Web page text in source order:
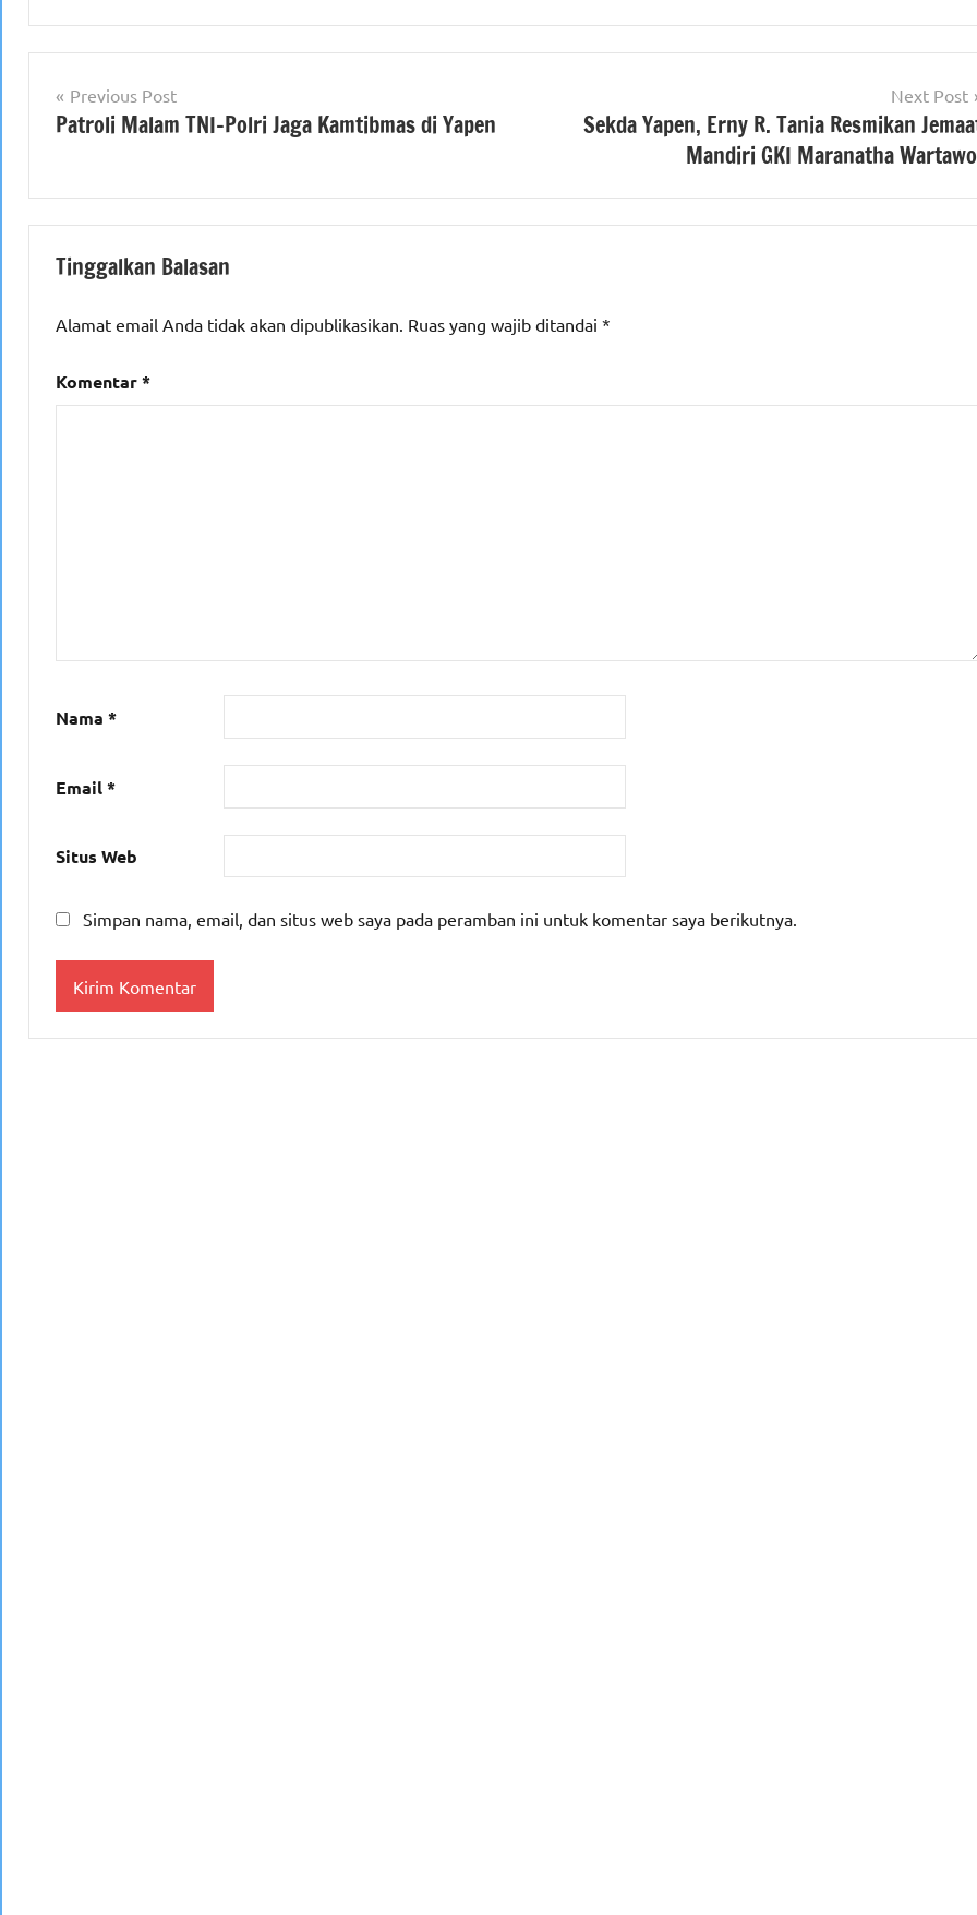
Navigasi
pos
Previous Post
Patroli Malam TNI-Polri Jaga Kamtibmas di Yapen
Next Post
Sekda Yapen, Erny R. Tania Resmikan
Mandiri GKI Maranatha
Tinggalkan Balasan
Alamat email Anda tidak akan dipublikasikan. Ruas yang wajib ditandai *
Komentar*
Nama *
Email*
Situs Web
Simpan nama, email, dan situs web saya pada peramban ini untuk komentar saya berikutnya.